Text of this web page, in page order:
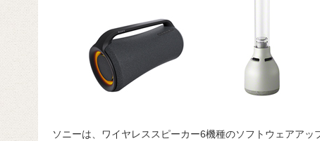
ソニーは、ワイヤレススピーカー6機種のソフトウェアアッ